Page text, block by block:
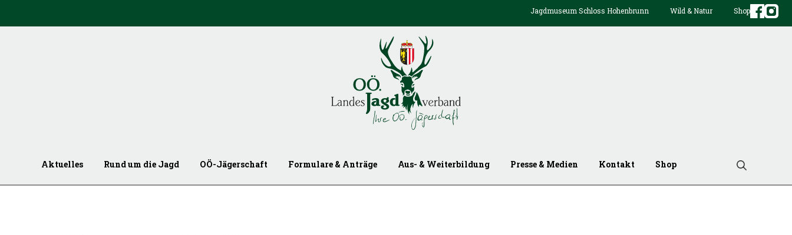
Jagdmuseum Schloss Hohenbrunn Wild & Natur Shop
Aktuelles Rund um die Jagd OÖ-Jägerschaft Formulare & Anträge Aus- & Weiterbildung Presse & Medien Kontakt Shop